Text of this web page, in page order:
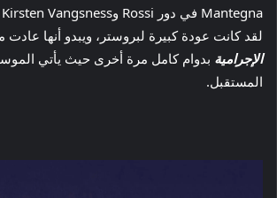
لقد كانت عودة كبيرة لبروستر، ويبدو أنها
الإجرامية بدوام كامل مرة أخرى حيث يأتي
المستقبل.